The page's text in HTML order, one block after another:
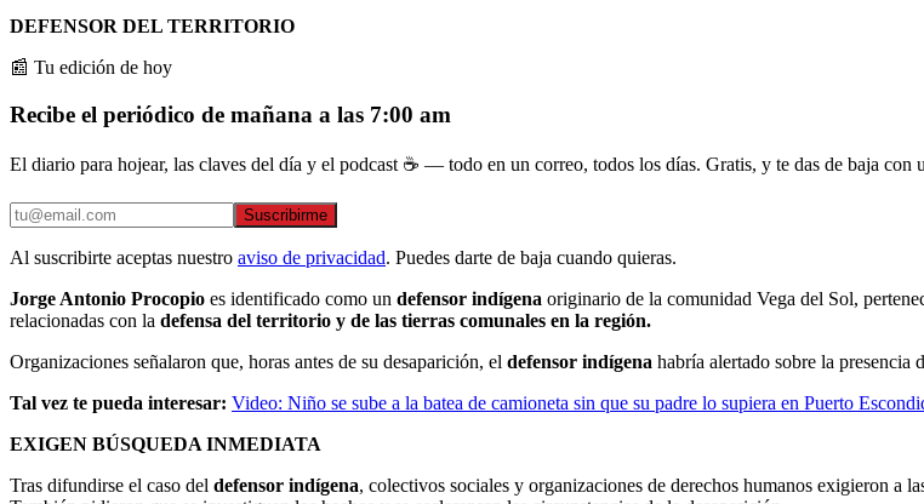
DEFENSOR DEL TERRITORIO
📰 Tu edición de hoy
Recibe el periódico de mañana a las 7:00 am
El diario para hojear, las claves del día y el podcast ☕ — todo en un correo, todos los días. Gratis, y te das de baja con
Suscribirme
Al suscribirte aceptas nuestro aviso de privacidad. Puedes darte de baja cuando quieras.
Jorge Antonio Procopio es identificado como un defensor indígena originario de la comunidad Vega del Sol,
relacionadas con la defensa del territorio y de las tierras comunales en la región.
Organizaciones señalaron que, horas antes de su desaparición, el defensor indígena habría alertado sobre la presencia
Tal vez te pueda interesar: Video: Niño se sube a la batea de camioneta sin que su padre lo supiera en Puerto
EXIGEN BÚSQUEDA INMEDIATA
Tras difundirse el caso del defensor indígena, colectivos sociales y organizaciones de derechos humanos exigieron a